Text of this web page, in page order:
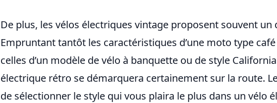
De plus, les vélos électriques vintage proposent souvent un
Empruntant tantôt les caractéristiques d’une moto type
celles d’un modèle de vélo à banquette ou de style
électrique rétro se démarquera certainement sur la route.
de sélectionner le style qui vous plaira le plus dans un vélo